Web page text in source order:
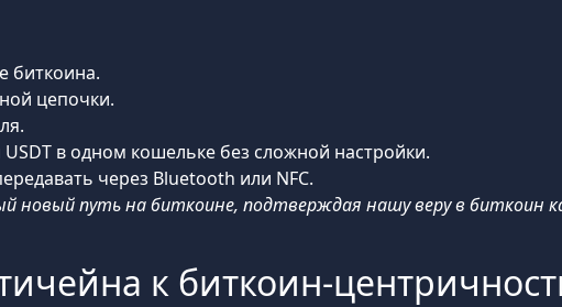
биткоина.
цепочки.
в одном кошельке без сложной настройки.
через Bluetooth или NFC.
новый путь на биткоине, подтверждая нашу веру в биткоин
к биткоин-